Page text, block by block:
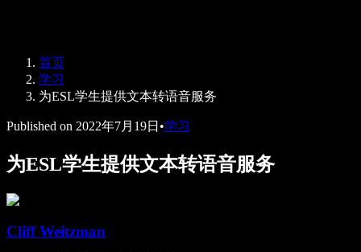
SIMBA 语音助手
Speechify 开发者服务
首页
学习
为ESL学生提供文本转语音服务
Published on 2022年7月19日 •学习
为ESL学生提供文本转语音服务
Cliff Weitzman